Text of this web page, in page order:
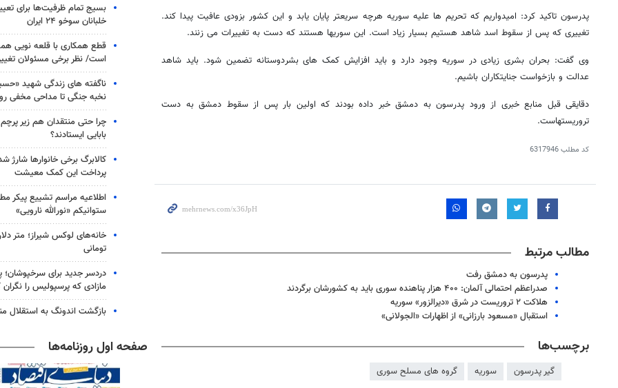
پدرسون تاکید کرد: امیدواریم که تحریم ها علیه سوریه هرچه سریعتر پایان یابد و این کشور بزودی عافیت پیدا کند.
تغییری که پس از سقوط اسد شاهد هستیم بسیار زیاد است. این سوریها هستند که دست به تغییرات می زنند.
وی گفت: بحران بشری زیادی در سوریه وجود دارد و باید افزایش کمک های بشردوستانه تضمین شود. باید شاهد
عدالت و بازخواست جنایتکاران باشیم.
دقایقی قبل منابع خبری از ورود پدرسون به دمشق خبر داده بودند که اولین بار پس از سقوط دمشق به دست
تروریستهاست.
کد مطلب6317946
مطالب مرتبط
پدرسون به دمشق رفت
صدراعظم احتمالی آلمان: ۴۰۰ هزار پناهنده سوری باید به کشورشان برگردند
هلاکت ۲ تروریست در شرق «دیرالزور» سوریه
استقبال «مسعود بارزانی» از اظهارات «الجولانی»
برچسب‌ها
گیر پدرسون سوریه گروه های مسلح سوری
بسیج تمام ظرفیت‌ها برای
خلبانان سوخو ۲۴ ایران
قطع همکاری با قلعه نویی
است/ نظر برخی مسئولان
ناگفته های زندگی شهید
نخبه جنگی تا مداحی مخفی
چرا حتی منتقدان هم زیر
بابایی ایستادند؟
کالابرگ برخی خانوارها شارژ
پرداخت این کمک معیشت
اطلاعیه مراسم تشییع پیکر
ستوانیکم «نورالله نارویی»
خانه‌های لوکس شیراز؛ متر
تومانی
دردسر جدید برای سرخپوشان؛
مازادی که پرسپولیس را نگران
بازگشت اندونگ به استقلال
صفحه اول روزنامه‌ها